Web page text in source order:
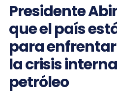
Presidente
que el país
para
la crisis
petróleo